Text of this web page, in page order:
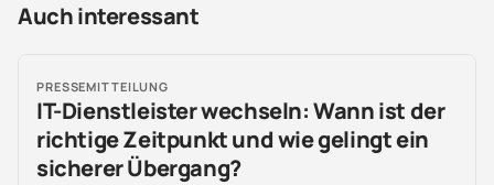
Auch interessant
PRESSEMITTEILUNG
IT-Dienstleister wechseln: Wann ist der
richtige Zeitpunkt und wie gelingt ein
sicherer Übergang?